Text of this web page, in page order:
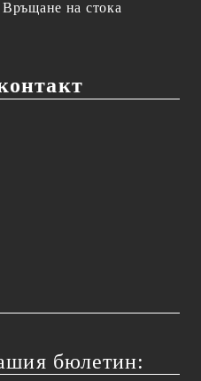
Връщане на стока
бюлетин: